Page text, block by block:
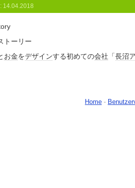
14.04.2018
トーリー
お金をデザインする初めての会社 「長沼
Home -